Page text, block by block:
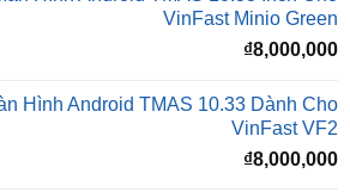
Hình Android TMAS 10.33 Dành Cho
₫8,000,000
hình Cluster Android TMAS T600 Dành
Cho VinFast VF3